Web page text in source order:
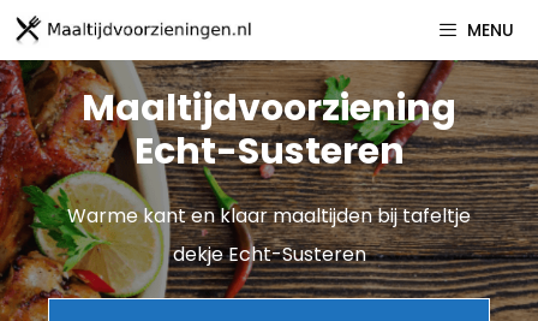
Spring
naar
inhoud
MENU
Maaltijdvoorziening
Echt-Susteren
Warme kant en klaar maaltijden bij tafeltje
dekje Echt-Susteren